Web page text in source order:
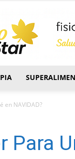
en NAVIDAD?
Para